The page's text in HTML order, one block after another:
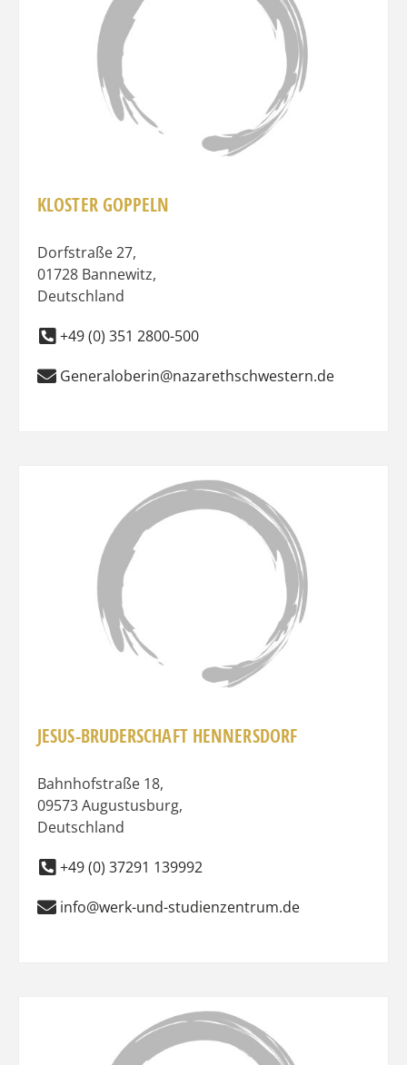
KLOSTER GOPPELN
Dorfstraße 27,
01728 Bannewitz,
Deutschland
+49 (0) 351 2800-500
Generaloberin@nazarethschwestern.de
JESUS-BRUDERSCHAFT HENNERSDORF
Bahnhofstraße 18,
09573Augustusburg,
Deutschland
+49 (0) 37291 139992
info@werk-und-studienzentrum.de